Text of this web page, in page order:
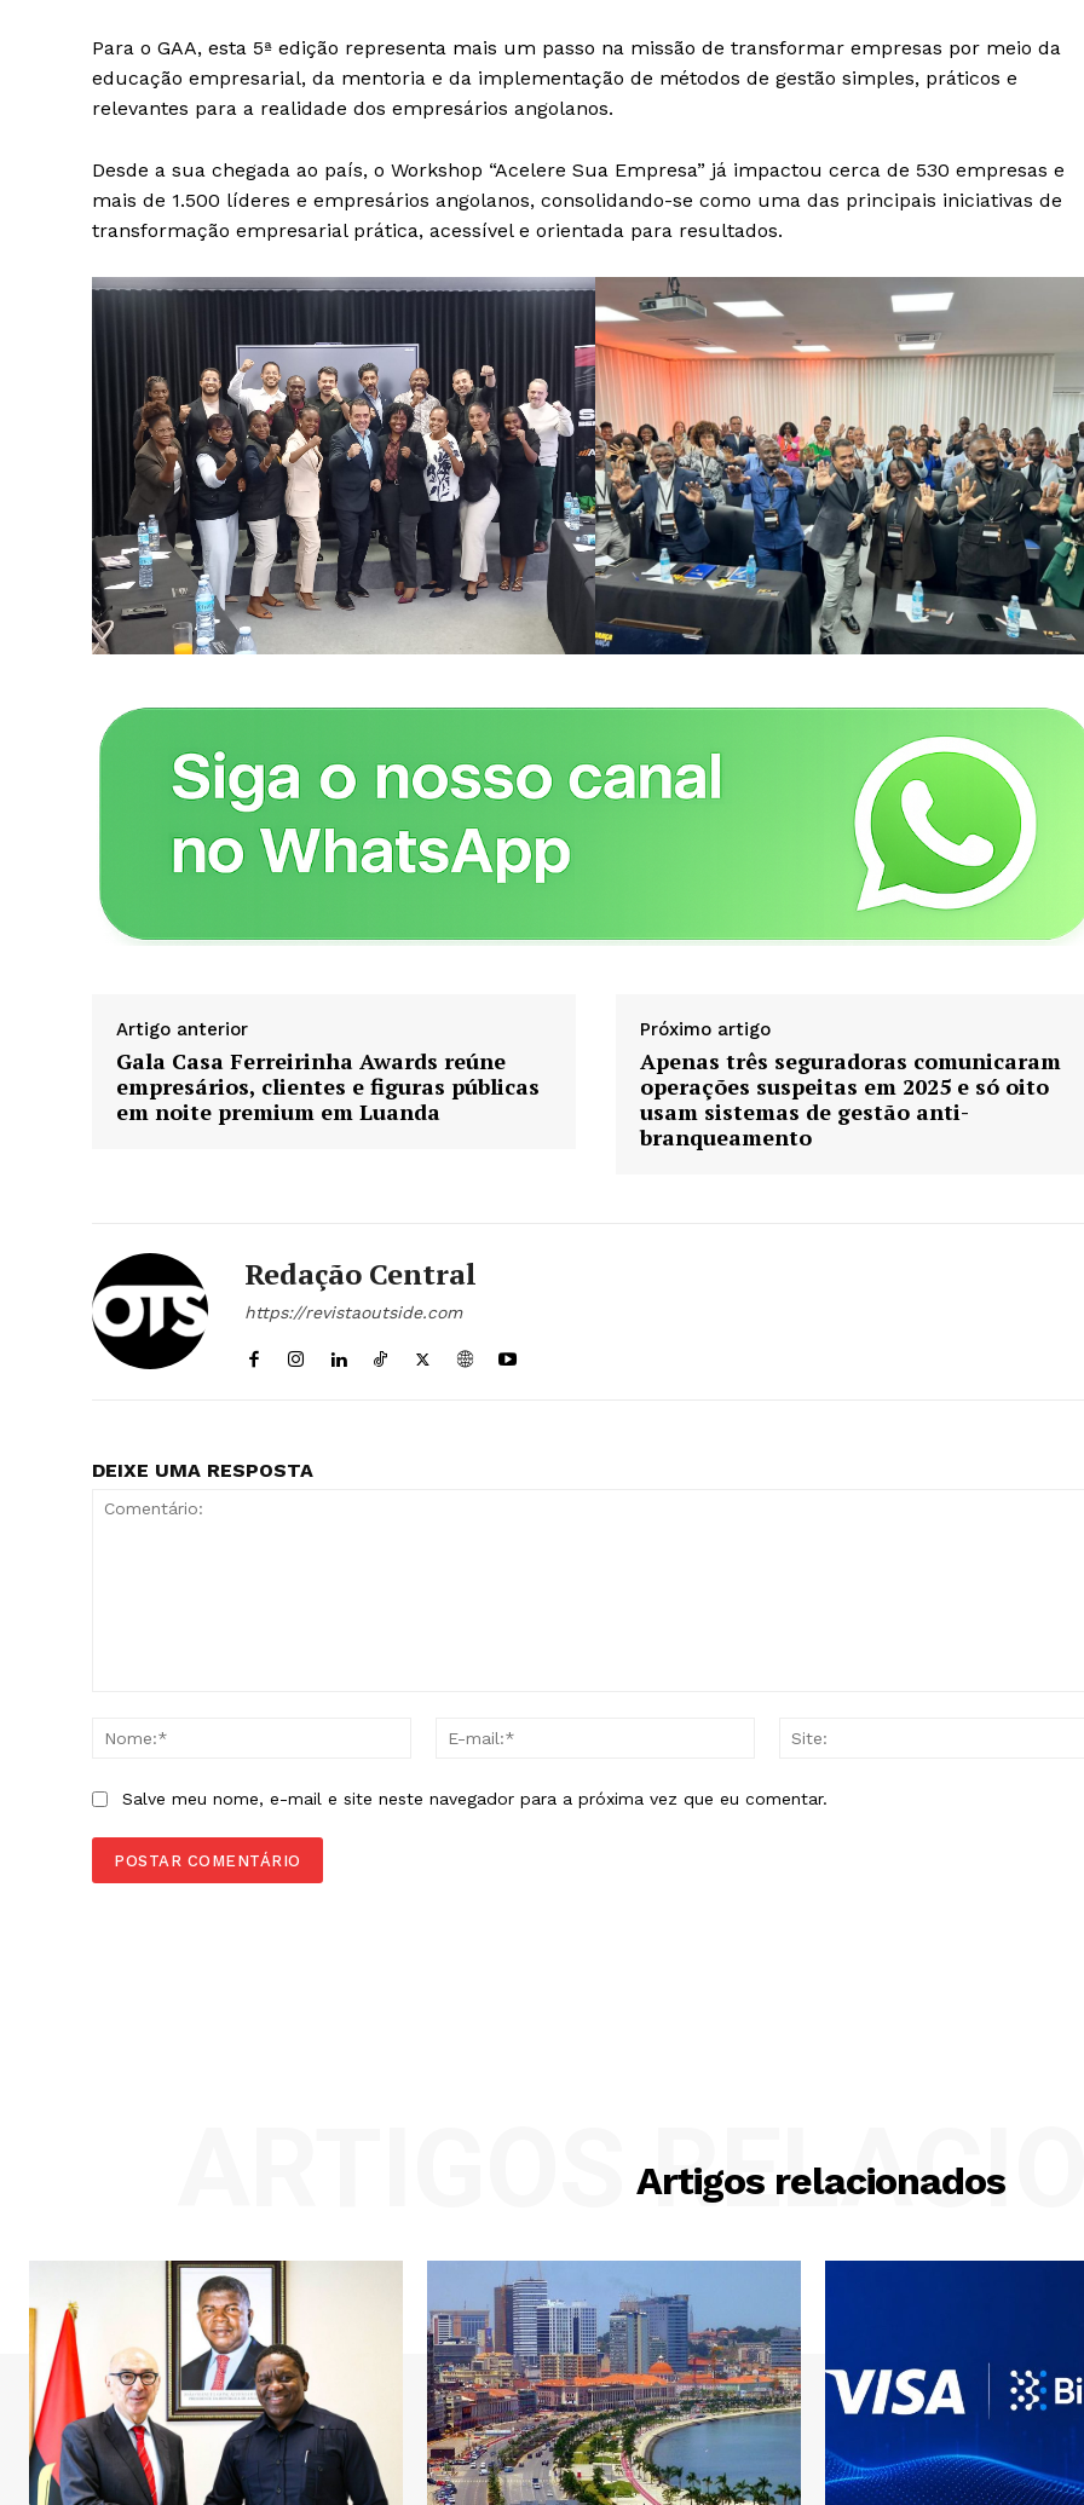
- Seja Leitor Gold
A Empresa
Diretrizes Editoriais
Política de Privacidade
Planos de assinatura
Para o GAA, esta 5ª edição representa mais um passo na missão de transformar empresas por meio da
educação empresarial, da mentoria e da implementação de métodos de gestão simples, práticos e
relevantes para a realidade dos empresários angolanos.
Desde a sua chegada ao país, o Workshop “Acelere Sua Empresa” já impactou cerca de 530 empresas e
mais de 1.500 líderes e empresários angolanos, consolidando-se como uma das principais iniciativas de
transformação empresarial prática, acessível e orientada para resultados.
Artigo anterior
Gala Casa Ferreirinha Awards reúne
empresários, clientes e figuras públicas
em noite premium em Luanda
Próximo artigo
Apenas três seguradoras comunicaram
operações suspeitas em 2025 e só oito
usam sistemas de gestão anti-
branqueamento
Redação Central
https://revistaoutside.com
DEIXE UMA RESPOSTA
Nome:*
Salve meu nome, e-mail e site neste navegador para a próxima vez que eu comentar.
Artigos relacionados
ARTIGOS